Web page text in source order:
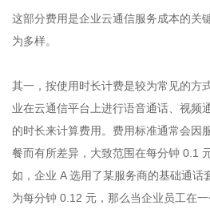
这部分费用是企业云通信服务成本的关
为多样。
其一，按使用时长计费是较为常见的方
业在云通信平台上进行语音通话、视频
的时长来计算费用。费用标准通常会因
餐而有所差异，大致范围在每分钟 0.1
如，企业 A 选用了某服务商的基础通话
为每分钟 0.12 元，那么当企业员工在